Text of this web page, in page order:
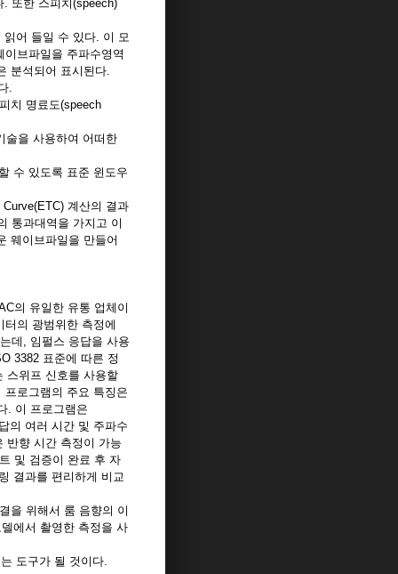
. 또한 스피치(speech)
어 들일 수 있다. 이 모
브파일을 주파수영역
분석되어 표시된다.
.
치 명료도(speech
술을 사용하여 어떠한
수 있도록 표준 윈도우
계산의 결과
통과대역을 가지고 이
웨이브파일을 만들어
의 유일한 유통 업체이
의 광범위한 측정에
데, 임펄스 응답을 사용
3382 표준에 따른 정
스위프 신호를 사용할
로그램의 주요 특징은
. 이 프로그램은
의 여러 시간 및 주파수
반향 시간 측정이 가능
및 검증이 완료 후 자
결과를 편리하게 비교
을 위해서 룸 음향의 이
에서 촬영한 측정을 사
도구가 될 것이다.